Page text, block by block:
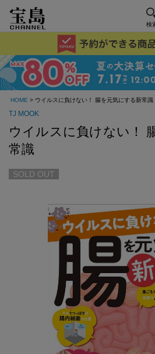
検
HOME > ウイルスに負けない！ 腸を元気にする新常識
TJ MOOK
ウイルスに負けない！
常識
SOLD OUT